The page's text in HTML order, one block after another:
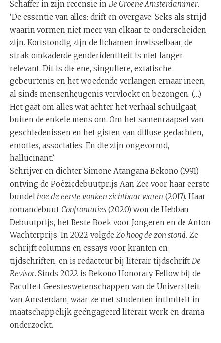
Schaffer in zijn recensie in De Groene Amsterdammer.
‘De essentie van alles: drift en overgave. Seks als strijd
waarin vormen niet meer van elkaar te onderscheiden
zijn. Kortstondig zijn de lichamen inwisselbaar, de
strak omkaderde genderidentiteit is niet langer
relevant. Dit is die ene, singuliere, extatische
gebeurtenis en het woedende verlangen ernaar ineen,
al sinds mensenheugenis vervloekt en bezongen. (…)
Het gaat om alles wat achter het verhaal schuilgaat,
buiten de enkele mens om. Om het samenraapsel van
geschiedenissen en het gisten van diffuse gedachten,
emoties, associaties. En die zijn ongevormd,
hallucinant.’
Schrijver en dichter Simone Atangana Bekono (1991)
ontving de Poëziedebuutprijs Aan Zee voor haar eerste
bundel hoe de eerste vonken zichtbaar waren (2017). Haar
romandebuut Confrontaties (2020) won de Hebban
Debuutprijs, het Beste Boek voor Jongeren en de Anton
Wachterprijs. In 2022 volgde Zo hoog de zon stond. Ze
schrijft columns en essays voor kranten en
tijdschriften, en is redacteur bij literair tijdschrift De
Revisor. Sinds 2022 is Bekono Honorary Fellow bij de
Faculteit Geesteswetenschappen van de Universiteit
van Amsterdam, waar ze met studenten intimiteit in
maatschappelijk geëngageerd literair werk en drama
onderzoekt.